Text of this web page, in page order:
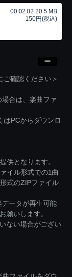
00:02:02 20.5 MB
150円(税込)
確認ください＞
合は、楽曲ファ
はPCからダウンロ
供となります。
イル形式での1曲
式のZIPファイル
ータが再生可能
願いします。
ない場合がござい